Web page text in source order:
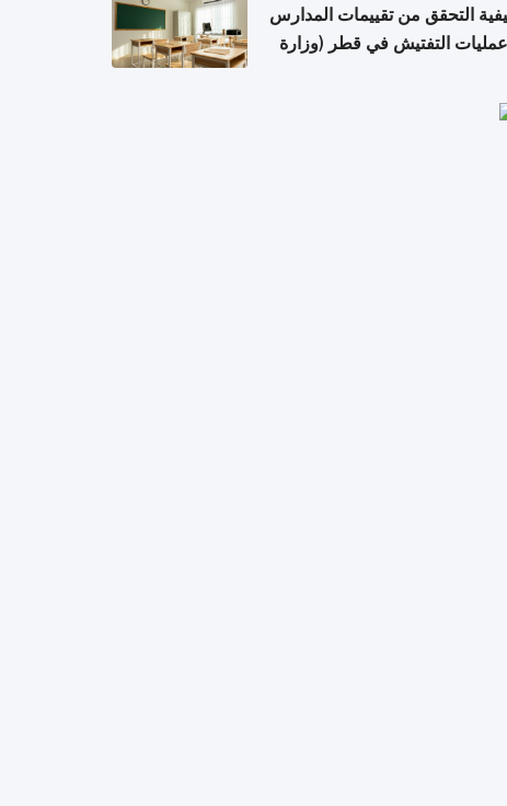
التحقق من تقييمات المدارس
التفتيش في قطر (وزارة